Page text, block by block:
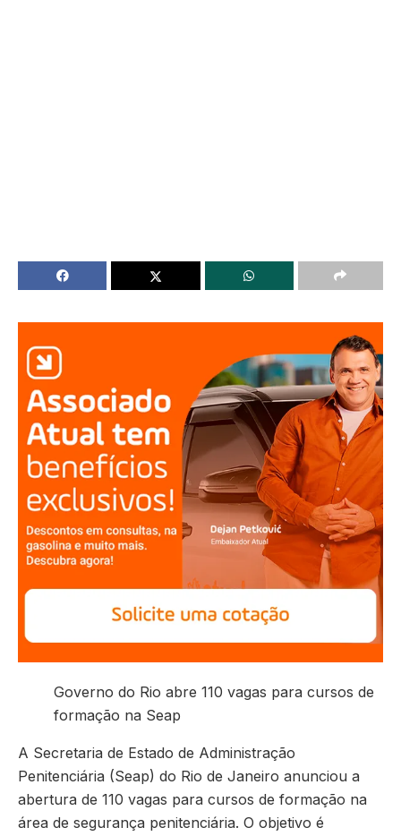
Governo do Rio abre 110 vagas para cursos de
formação na Seap
A Secretaria de Estado de Administração
Penitenciária (Seap) do Rio de Janeiro anunciou a
abertura de 110 vagas para cursos de formação na
área de segurança penitenciária. O objetivo é